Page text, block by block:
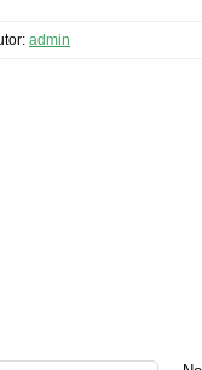
admin